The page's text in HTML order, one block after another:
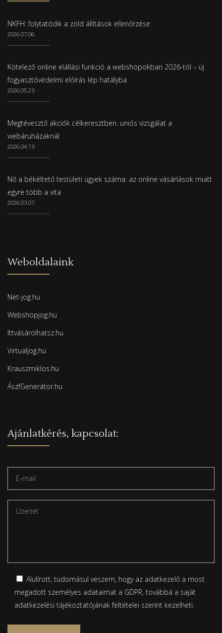
NKFH: folytatódik a zöld állítások ellenőrzése
2026.07.06.
Kötelező online elállási funkció a webshopokban 2026-tól – új
fogyasztóvédelmi előírás lép hatályba
2026.05.23.
Megtévesztő akciók célkeresztben: uniós vizsgálat a
webáruházaknál
2026.04.13.
Nő a békéltető testületi ügyek száma: az online vásárlások miatt
egyre több a vita
2026.03.07.
Weboldalaink
Net-jog.hu
Webshopjog.hu
Ittvásárolhatsz.hu
Virtualjog.hu
Krauszmiklos.hu
ÁszfGenerátor.hu
Ajánlatkérés, kapcsolat:
Alulírott, tudomásul veszem, hogy az adatkezelő a most
megadott személyes adataimat a GDPR, továbbá a saját
adatkezelési tájékoztatójánakfeltételei szerint kezelheti.